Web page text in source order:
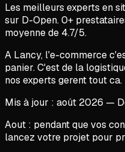
Les meilleurs experts en
sur D-Open.0+
moyenne de 4.7/5.
A Lancy, l'e-commerce
panier. C'est de la
nos experts gerent tout ca.
Mis à jour : août 2026 —
Aout : pendant que vos
lancez votre projet pour